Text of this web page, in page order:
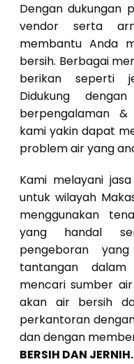
Dengan dukungan
vendor serta
membantu Anda
bersih. Berbagai
berikan seperti
Didukung
berpengalaman
kami yakin dapat
problem air yang
Kami melayani
untuk wilayah
menggunakan
yang handal
pengeboran
tantangan
mencari sumber
akan air bersih
perkantoran
dan dengan
BERSIH DAN JERNIH.